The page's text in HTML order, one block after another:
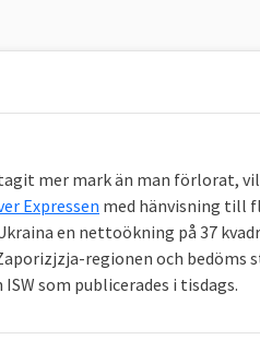
mer mark än man förlorat,
Expressen med hänvisning till
en nettoökning på 37
regionen och bedöms
som publicerades i tisdags.